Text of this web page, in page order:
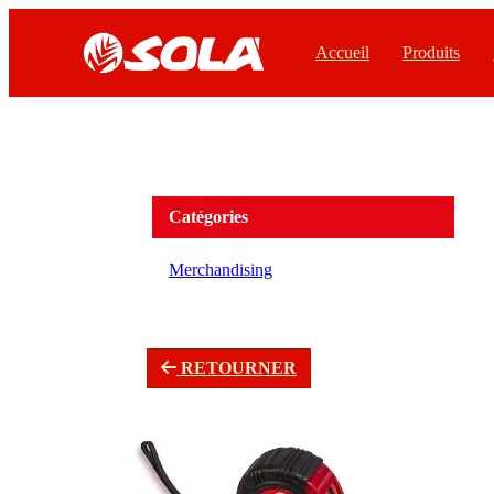
Accueil Produits
Catégories
Merchandising
RETOURNER